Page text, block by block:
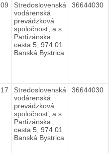
Stredoslovenská
vodárenská
prevádzková
spoločnosť, a.s.
Partizánska
cesta 5, 974 01
Banská Bystrica
36644030
Stredoslovenská
vodárenská
prevádzková
spoločnosť, a.s.
Partizánska
cesta 5, 974 01
Banská Bystrica
36644030